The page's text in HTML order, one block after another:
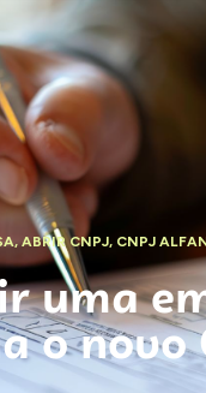
,ABRIR CNPJ, CNPJ
uma
o novo